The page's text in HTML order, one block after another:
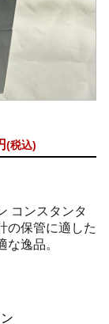
(税込)
コンスタンタ
の保管に適した
逸品。